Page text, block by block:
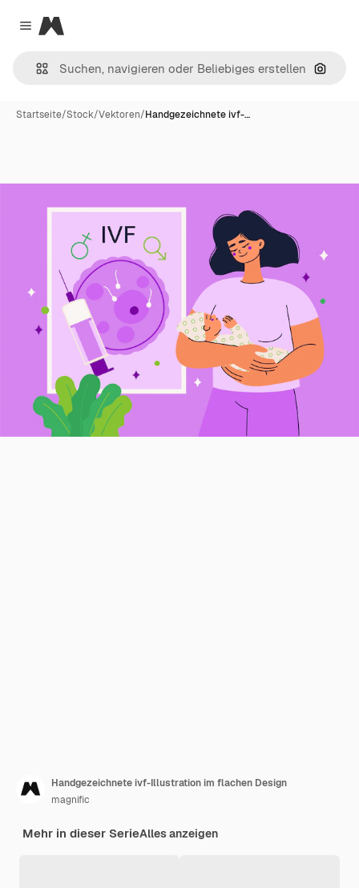
Close menu
Magnific
Nach
Startseite/Stock/Vektoren/Handgezeichnete ivf-…
Handgezeichnete ivf-Illustration im flachen Design
magnific
Mehr in dieser SerieAlles anzeigen